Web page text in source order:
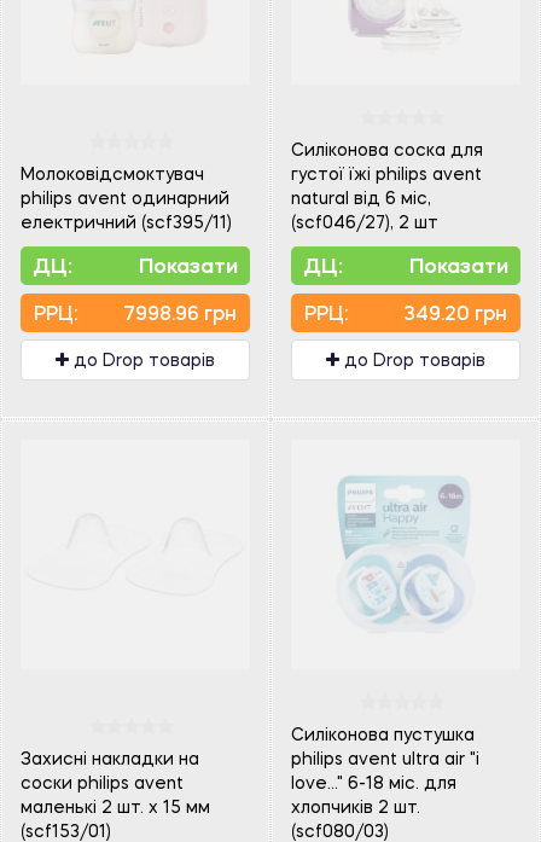
Молоковідсмоктувач
philips avent одинарний
електричний (scf395/11)
ДЦ: Показати
PPЦ: 7998.96 грн
до Drop товарів
Силіконова соска для
густої їжі philips avent
natural від 6 міс,
(scf046/27), 2 шт
ДЦ: Показати
PPЦ: 349.20 грн
до Drop товарів
Захисні накладки на
соски philips avent
маленькі 2 шт. х 15 мм
(scf153/01)
Силіконова пустушка
philips avent ultra air "i
love…" 6-18 міс. для
хлопчиків 2 шт.
(scf080/03)